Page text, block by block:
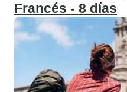
Francés - 8 días